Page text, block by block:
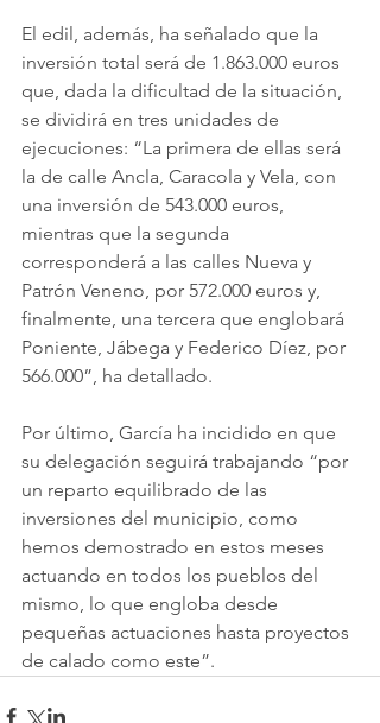
El edil, además, ha señalado que la
inversión total será de 1.863.000 euros
que, dada la dificultad de la situación,
se dividirá en tres unidades de
ejecuciones: “La primera de ellas será
la de calle Ancla, Caracola y Vela, con
una inversión de 543.000 euros,
mientras que la segunda
corresponderá a las calles Nueva y
Patrón Veneno, por 572.000 euros y,
finalmente, una tercera que englobará
Poniente, Jábega y Federico Díez, por
566.000”, ha detallado.
Por último, García ha incidido en que
su delegación seguirá trabajando “por
un reparto equilibrado de las
inversiones del municipio, como
hemos demostrado en estos meses
actuando en todos los pueblos del
mismo, lo que engloba desde
pequeñas actuaciones hasta proyectos
de calado como este”.